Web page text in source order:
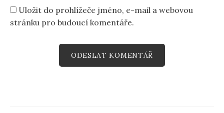
Uložit do prohlížeče jméno, e-mail a webovou
stránku pro budoucí komentáře.